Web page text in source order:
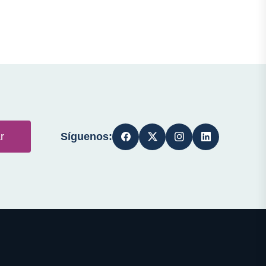
Síguenos: